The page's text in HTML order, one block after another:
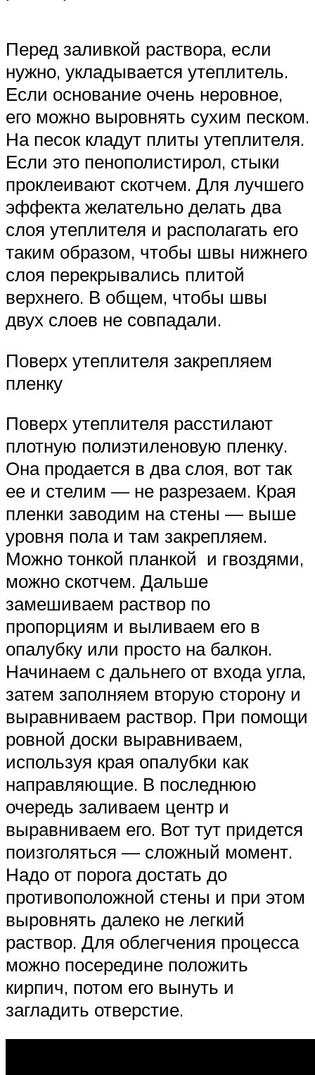
Перед заливкой раствора, если
нужно, укладывается утеплитель.
Если основание очень неровное,
его можно выровнять сухим песком.
На песок кладут плиты утеплителя.
Если это пенополистирол, стыки
проклеивают скотчем. Для лучшего
эффекта желательно делать два
слоя утеплителя и располагать его
таким образом, чтобы швы нижнего
слоя перекрывались плитой
верхнего. В общем, чтобы швы
двух слоев не совпадали.
Поверх утеплителя закрепляем
пленку
Поверх утеплителя расстилают
плотную полиэтиленовую пленку.
Она продается в два слоя, вот так
ее и стелим — не разрезаем. Края
пленки заводим на стены — выше
уровня пола и там закрепляем.
Можно тонкой планкой и гвоздями,
можно скотчем. Дальше
замешиваем раствор по
пропорциям и выливаем его в
опалубку или просто на балкон.
Начинаем с дальнего от входа угла,
затем заполняем вторую сторону и
выравниваем раствор. При помощи
ровной доски выравниваем,
используя края опалубки как
направляющие. В последнюю
очередь заливаем центр и
выравниваем его. Вот тут придется
поизголяться — сложный момент.
Надо от порога достать до
противоположной стены и при этом
выровнять далеко не легкий
раствор. Для облегчения процесса
можно посередине положить
кирпич, потом его вынуть и
загладить отверстие.